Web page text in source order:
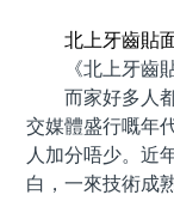
北上牙齒貼
《北上牙齒貼
而家好多人都
交媒體盛行嘅年
人加分唔少。近
白，一來技術成